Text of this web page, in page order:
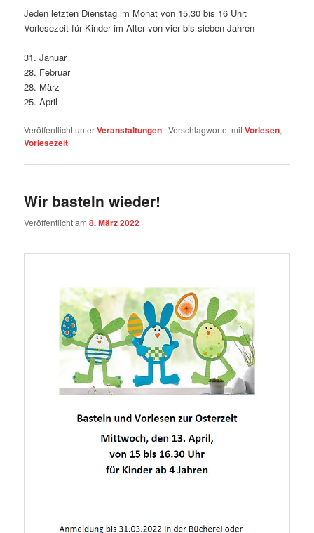
Jeden letzten Dienstag im Monat von 15.30 bis 16 Uhr:
Vorlesezeit für Kinder im Alter von vier bis sieben Jahren
31. Januar
28. Februar
28. März
25. April
Veröffentlicht unterVeranstaltungen |Verschlagwortet mitVorlesen,
Vorlesezeit
Wir basteln wieder!
Veröffentlicht am8. März 2022